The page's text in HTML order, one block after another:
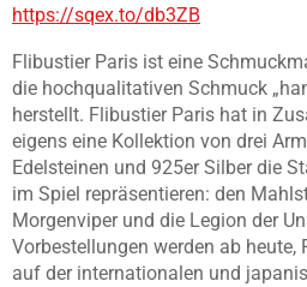
https://sqex.to/db3ZB
Flibustier Paris ist eine
die hochqualitativen Schmuck
herstellt. Flibustier Paris hat in
eigens eine Kollektion von drei
Edelsteinen und 925er Silber die
im Spiel repräsentieren: den
Morgenviper und die Legion der
Vorbestellungen werden ab heute,
auf der internationalen und